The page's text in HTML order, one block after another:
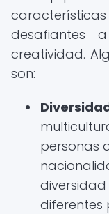
desafiantes
creatividad.
son:
personas
diferentes